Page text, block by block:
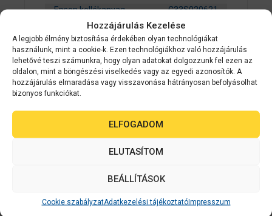
Hozzájárulás Kezelése
A legjobb élmény biztosítása érdekében olyan technológiákat
használunk, mint a cookie-k. Ezen technológiákhoz való hozzájárulás
lehetővé teszi számunkra, hogy olyan adatokat dolgozzunk fel ezen az
oldalon, mint a böngészési viselkedés vagy az egyedi azonosítók. A
hozzájárulás elmaradása vagy visszavonása hátrányosan befolyásolhat
bizonyos funkciókat.
ELFOGADOM
ELUTASÍTOM
BEÁLLÍTÁSOK
Cookie szabályzatAdatkezelési tájékoztatóImpresszum
Epson kellékanyag C33S020621
Epson SJIC26P(Y): Ink cartridge for
ColorWorks C7500 (Yellow)
0
a
-
b
ő
l
Érdeklődjön
AJÁNLATOT KÉREK